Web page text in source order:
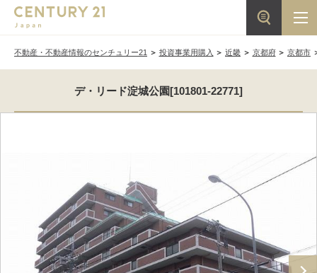
不動産・不動産情報のセンチュリー21 投資事業用購入 近畿 京都府 京都市
デ・リード淀城公園[101801-22771]